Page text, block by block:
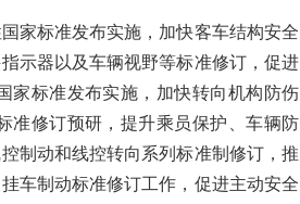
家标准发布实施，加快客车结构安全
示器以及车辆视野等标准修订，促进
家标准发布实施，加快转向机构防伤
准修订预研，提升乘员保护、车辆防
制动和线控转向系列标准制修订，推
车制动标准修订工作，促进主动安全